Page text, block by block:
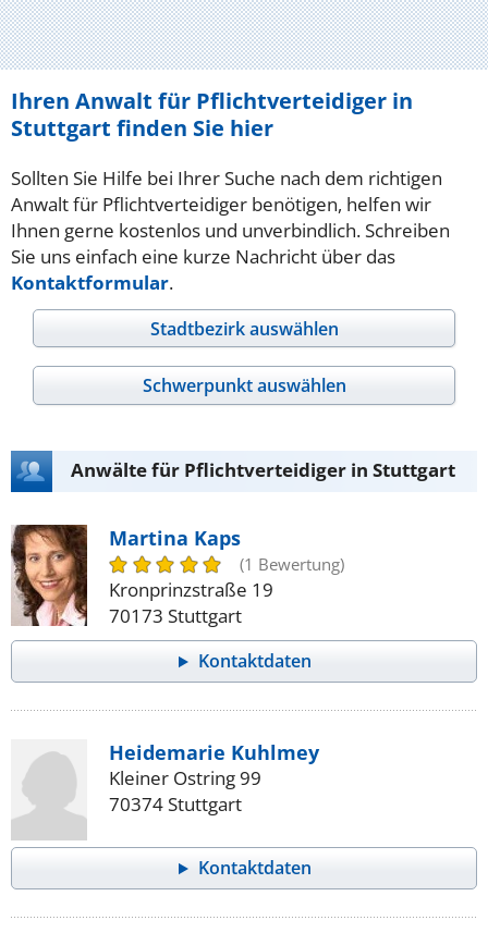
Ihren Anwalt für Pflichtverteidiger in
Stuttgart finden Sie hier
Sollten Sie Hilfe bei Ihrer Suche nach dem richtigen
Anwalt für Pflichtverteidiger benötigen, helfen wir
Ihnen gerne kostenlos und unverbindlich. Schreiben
Sie uns einfach eine kurze Nachricht über das
Kontaktformular.
Stadtbezirk auswählen
Schwerpunkt auswählen
Anwälte für Pflichtverteidiger in Stuttgart
Martina Kaps
(1 Bewertung)
Kronprinzstraße 19
70173 Stuttgart
Kontaktdaten
Heidemarie Kuhlmey
Kleiner Ostring 99
70374 Stuttgart
Kontaktdaten